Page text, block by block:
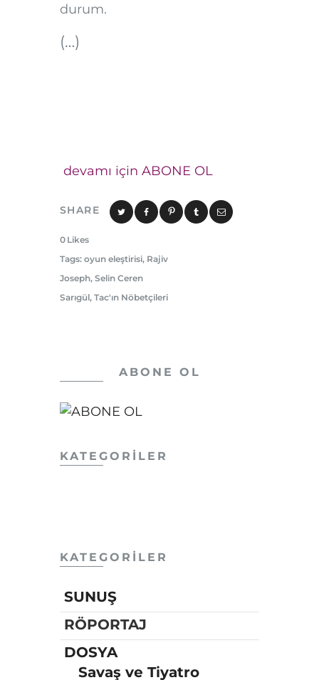
durum.
(…)
devamı için ABONE OL
SHARE
0 Likes
Tags: oyun eleştirisi, Rajiv
Joseph, Selin Ceren
Sarıgül, Tac'ın Nöbetçileri
ABONE OL
KATEGORILER
KATEGORİLER
SUNUŞ
RÖPORTAJ
DOSYA
Savaş ve Tiyatro